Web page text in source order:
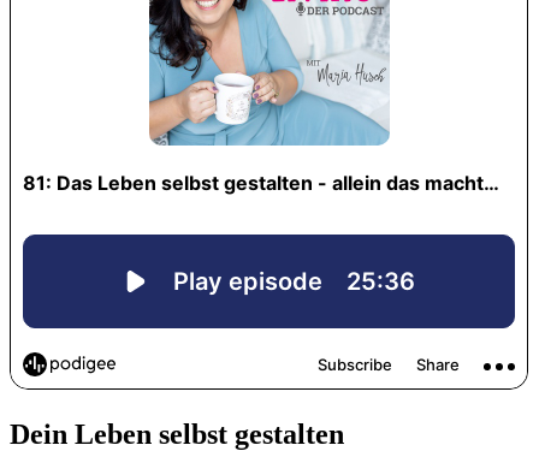
Dein Leben selbst gestalten